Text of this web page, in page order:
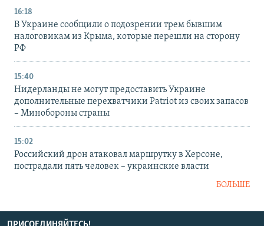
16:18
В Украине сообщили о подозрении трем бывшим
налоговикам из Крыма, которые перешли на сторону
РФ
15:40
Нидерланды не могут предоставить Украине
дополнительные перехватчики Patriot из своих запасов
– Минобороны страны
15:02
Российский дрон атаковал маршрутку в Херсоне,
пострадали пять человек – украинские власти
БОЛЬШЕ